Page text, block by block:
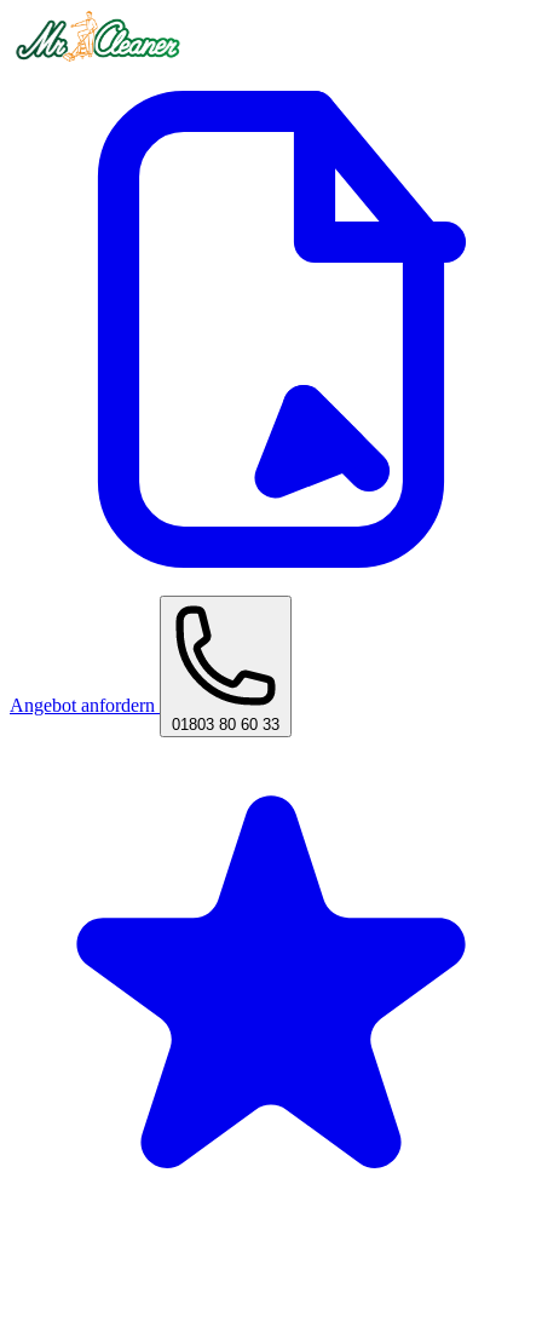
Angebot anfordern
01803 80 60 33